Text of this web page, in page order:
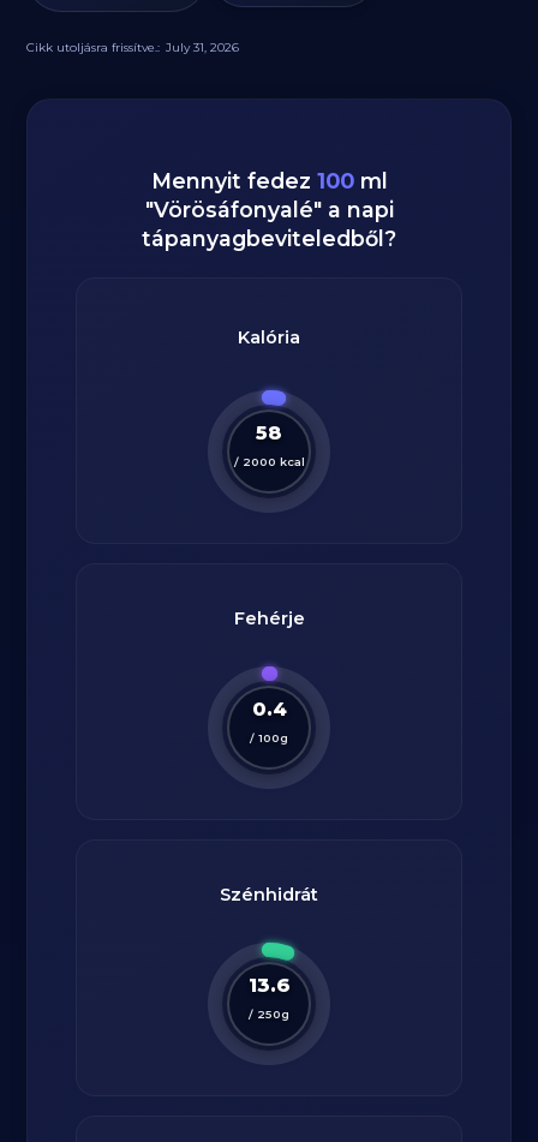
Cikk utoljásra frissítve.: July 31, 2026
Mennyit fedez 100 ml
"Vörösáfonyalé" a napi
tápanyagbeviteledből?
Kalória
58
/ 2000 kcal
Fehérje
0.4
/ 100g
Szénhidrát
13.6
/ 250g